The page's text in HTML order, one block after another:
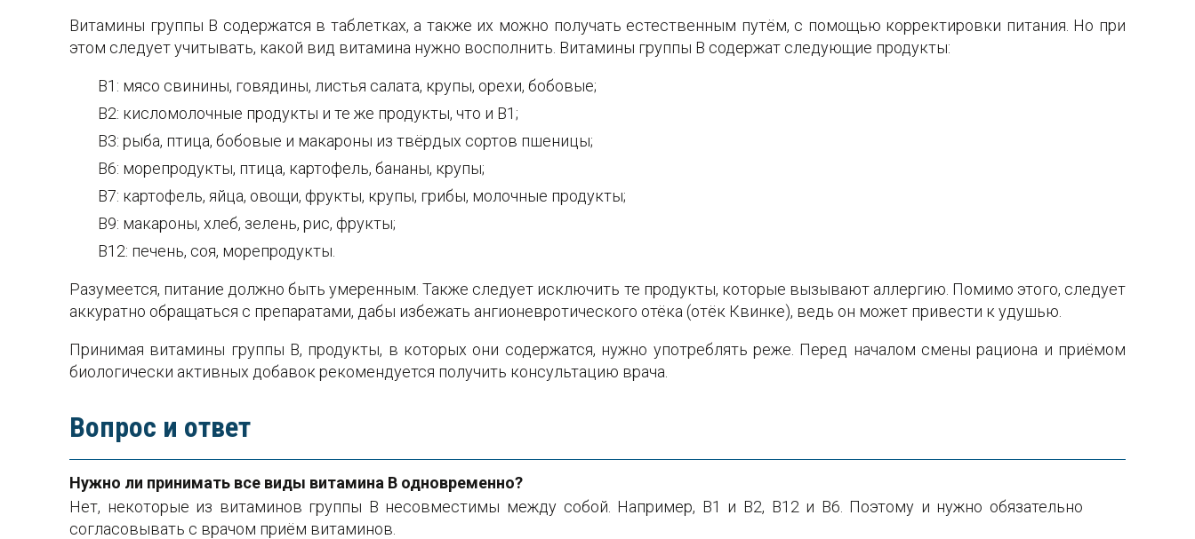
Витамины группы В содержатся в таблетках, а также их можно получать естественным путëм, с помощью корректировки питания. Но при
этом следует учитывать, какой вид витамина нужно восполнить. Витамины группы В содержат следующие продукты:
В1: мясо свинины, говядины, листья салата, крупы, орехи, бобовые;
В2: кисломолочные продукты и те же продукты, что и В1;
В3: рыба, птица, бобовые и макароны из твëрдых сортов пшеницы;
В6: морепродукты, птица, картофель, бананы, крупы;
В7: картофель, яйца, овощи, фрукты, крупы, грибы, молочные продукты;
В9: макароны, хлеб, зелень, рис, фрукты;
В12: печень, соя, морепродукты.
Разумеется, питание должно быть умеренным. Также следует исключить те продукты, которые вызывают аллергию. Помимо этого, следует
аккуратно обращаться с препаратами, дабы избежать ангионевротического отёка (отëк Квинке), ведь он может привести к удушью.
Принимая витамины группы В, продукты, в которых они содержатся, нужно употреблять реже. Перед началом смены рациона и приëмом
биологически активных добавок рекомендуется получить консультацию врача.
Вопрос и ответ
Нужно ли принимать все виды витамина В одновременно?
Нет, некоторые из витаминов группы В несовместимы между собой. Например, В1 и В2, В12 и В6. Поэтому и нужно обязательно
согласовывать с врачом приëм витаминов.